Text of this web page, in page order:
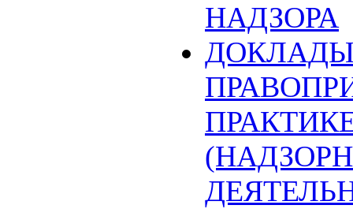
НАДЗОРА